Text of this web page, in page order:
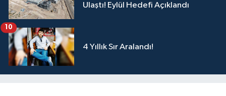
Ulaştı! Eylül Hedefi Açıklandı
4 Yıllık Sır Aralandı!
10